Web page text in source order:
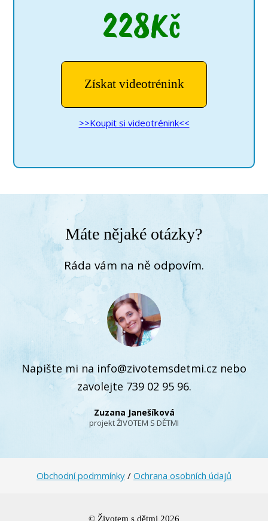
228Kč
Získat videotrénink
>>Koupit si videotrénink<<
Máte nějaké otázky?
Ráda vám na ně odpovím.
Napište mi na info@zivotemsdetmi.cz nebo
zavolejte 739 02 95 96.
Zuzana Janešíková
projekt ŽIVOTEM S DĚTMI
Obchodní podmmínky / Ochrana osobních údajů
© Životem s dětmi 2026